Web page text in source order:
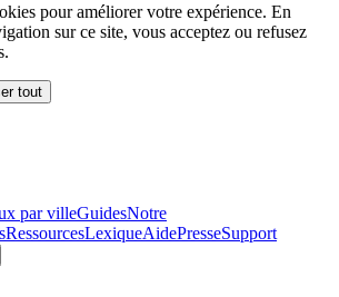
pour améliorer votre expérience. En
sur ce site, vous acceptez ou refusez
tout
par villeGuidesNotre
RessourcesLexiqueAidePresseSupport